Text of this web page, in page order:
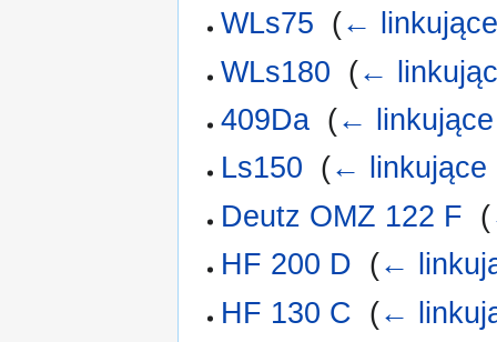
WLs75 (←
WLs180 (←
409Da (← linkujące
Ls150 (← linkujące
Deutz OMZ 122 F (
HF 200 D (←
HF 130 C (←